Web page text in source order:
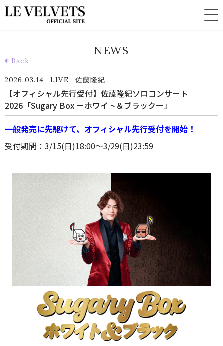
NEWS
Back
2026.03.14 LIVE 佐藤隆紀
【オフィシャル先行受付】佐藤隆紀ソロコンサート
2026「Sugary Box ーホワイト＆ブラックー」
一般発売に先駆けて、オフィシャル先行受付を開始！
受付期間：3/15(日)18:00～3/29(日)23:59